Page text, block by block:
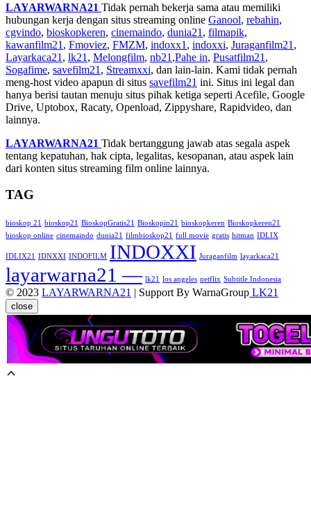
LAYARWARNA21 Tidak pernah bekerja sama atau memiliki
hubungan kerja dengan situs streaming online Ganool, rebahin,
cgvindo, bioskopkeren, cinemaindo, dunia21 , filmapik,
kawanfilm21 , Fmoviez, FMZM, indoxx1 , indoxxi, Juraganfilm21 ,
Layarkaca21 , lk21 , Melongfilm, nb21 ,Pahe in, Pusatfilm21 ,
Sogafime, savefilm21 , Streamxxi, dan lain-lain. Kami tidak pernah
meng-host video apapun di situs savefilm21 ini. Situs ini legal dan
hanya berisi tautan menuju situs pihak ketiga seperti Acefile, Google
Drive, Uptobox, Racaty, Openload, Zippyshare, Rapidvideo, dan
lainnya.
LAYARWARNA21 Tidak bertanggung jawab atas segala aspek
tentang kepatuhan, hak cipta, legalitas, kesopanan, atau aspek lain
dari konten situs streaming film online lainnya.
TAG
bioskop 21 bioskop21 BioskopGratis21 Bioskopin21 bioskopkeren Bioskopkeren21
bioskop online cinemaindo dunia21 filmbioskop21 full movie gratis hitman IDLIX
IDLIX21 IDNXXI INDOFILM INDOXXI Juraganfilm layarkaca21
layarwarna21 — lk21 los angeles netflix Subtitle Indonesia
© 2023 LAYARWARNA21 | Support By WarnaGroup LK21
close